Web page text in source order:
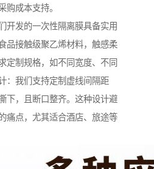
购成本支持。
开发的一次性隔离膜具备实用
品接触级聚乙烯材料，触感柔
定制规格，如不同宽度、不同
：我们支持定制虚线间隔距
下，且断口整齐。这种设计避
痛点，尤其适合酒店、旅途等